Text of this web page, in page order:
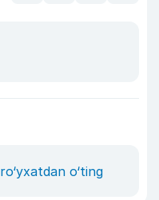
ro‘yxatdan o‘ting